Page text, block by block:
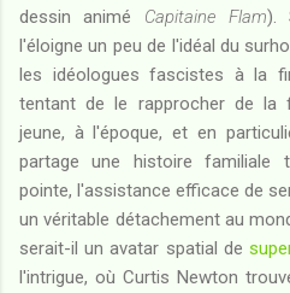
dessin animé Capitaine Flam).
l'éloigne un peu de l'idéal du
les idéologues fascistes à la
tentant de le rapprocher de la
jeune, à l'époque, et en
partage une histoire familiale
pointe, l'assistance efficace de
un véritable détachement au
serait-il un avatar spatial de
l'intrigue, où Curtis Newton